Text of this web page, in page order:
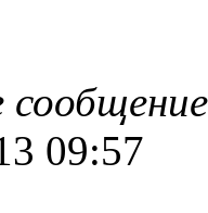
09:57